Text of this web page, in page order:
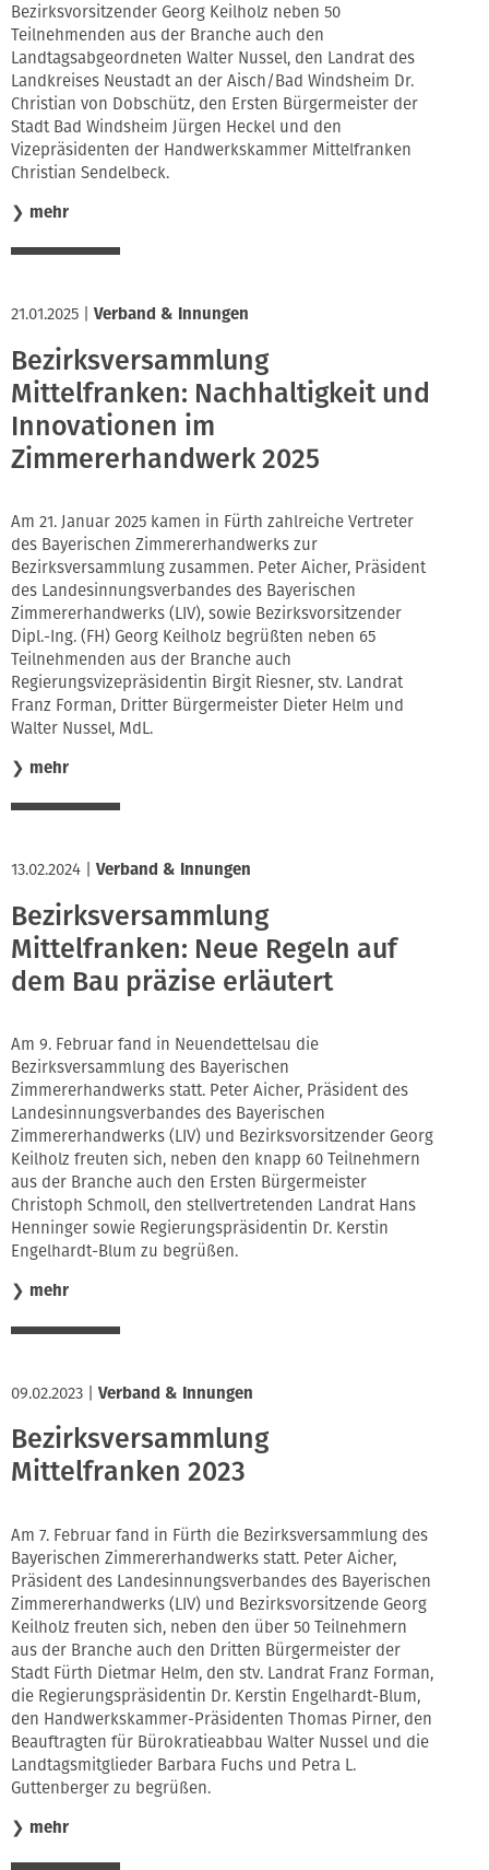
Bezirksvorsitzender Georg Keilholz neben 50
Teilnehmenden aus der Branche auch den
Landtagsabgeordneten Walter Nussel, den Landrat des
Landkreises Neustadt an der Aisch/Bad Windsheim Dr.
Christian von Dobschütz, den Ersten Bürgermeister der
Stadt Bad Windsheim Jürgen Heckel und den
Vizepräsidenten der Handwerkskammer Mittelfranken
Christian Sendelbeck.
❯ mehr
21.01.2025 Verband & Innungen
Bezirksversammlung
Mittelfranken: Nachhaltigkeit und
Innovationen im
Zimmererhandwerk 2025
Am 21. Januar 2025 kamen in Fürth zahlreiche Vertreter
des Bayerischen Zimmererhandwerks zur
Bezirksversammlung zusammen. Peter Aicher, Präsident
des Landesinnungsverbandes des Bayerischen
Zimmererhandwerks (LIV), sowie Bezirksvorsitzender
Dipl.-Ing. (FH) Georg Keilholz begrüßten neben 65
Teilnehmenden aus der Branche auch
Regierungsvizepräsidentin Birgit Riesner, stv. Landrat
Franz Forman, Dritter Bürgermeister Dieter Helm und
Walter Nussel, MdL.
❯ mehr
13.02.2024 Verband & Innungen
Bezirksversammlung
Mittelfranken: Neue Regeln auf
dem Bau präzise erläutert
Am 9. Februar fand in Neuendettelsau die
Bezirksversammlung des Bayerischen
Zimmererhandwerks statt. Peter Aicher, Präsident des
Landesinnungsverbandes des Bayerischen
Zimmererhandwerks (LIV) und Bezirksvorsitzender Georg
Keilholz freuten sich, neben den knapp 60 Teilnehmern
aus der Branche auch den Ersten Bürgermeister
Christoph Schmoll, den stellvertretenden Landrat Hans
Henninger sowie Regierungspräsidentin Dr. Kerstin
Engelhardt-Blum zu begrüßen.
❯ mehr
09.02.2023 Verband & Innungen
Bezirksversammlung
Mittelfranken 2023
Am 7. Februar fand in Fürth die Bezirksversammlung des
Bayerischen Zimmererhandwerks statt. Peter Aicher,
Präsident des Landesinnungsverbandes des Bayerischen
Zimmererhandwerks (LIV) und Bezirksvorsitzende Georg
Keilholz freuten sich, neben den über 50 Teilnehmern
aus der Branche auch den Dritten Bürgermeister der
Stadt Fürth Dietmar Helm, den stv. Landrat Franz Forman,
die Regierungspräsidentin Dr. Kerstin Engelhardt-Blum,
den Handwerkskammer-Präsidenten Thomas Pirner, den
Beauftragten für Bürokratieabbau Walter Nussel und die
Landtagsmitglieder Barbara Fuchs und Petra L.
Guttenberger zu begrüßen.
❯ mehr